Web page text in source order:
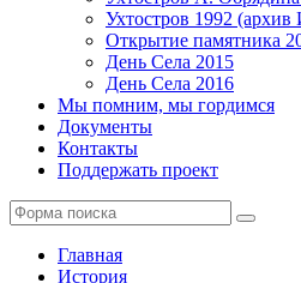
Ухтостров 1992 (архив
Открытие памятника
День Села 2015
День Села 2016
Мы помним, мы гордимся
Документы
Контакты
Поддержать проект
Поиск
Главная
История